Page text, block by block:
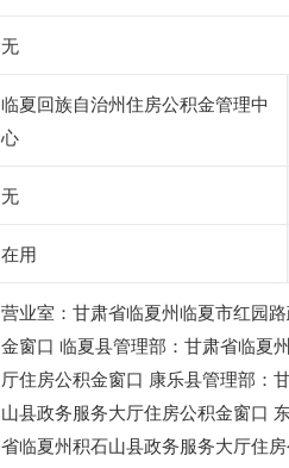
无
临夏回族自治州住房公积金管理中
心
无
在用
营业室：甘肃省临夏州临夏市红园
金窗口 临夏县管理部：甘肃省临夏
厅住房公积金窗口 康乐县管理部：
山县政务服务大厅住房公积金窗口
省临夏州积石山县政务服务大厅住